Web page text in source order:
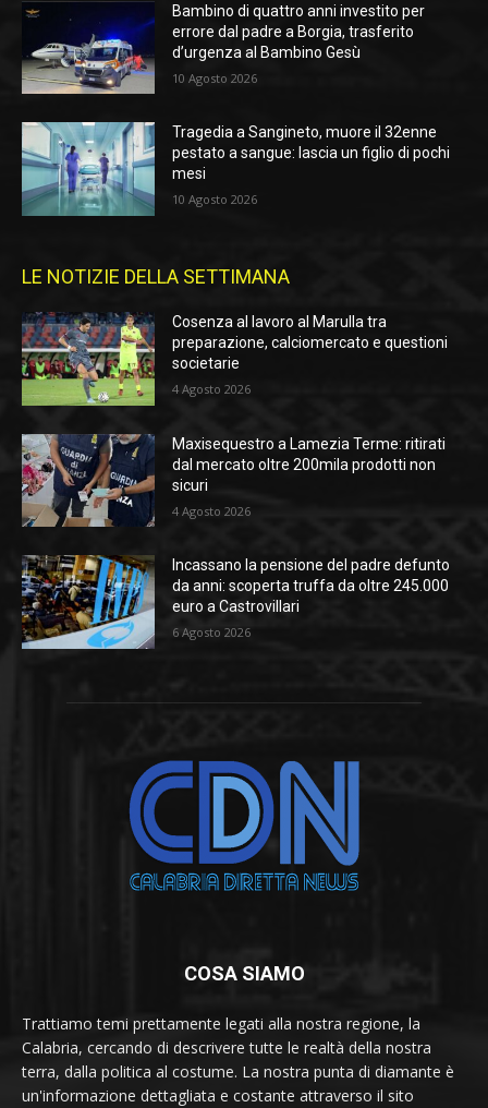
Bambino di quattro anni investito per
errore dal padre a Borgia, trasferito
d’urgenza al Bambino Gesù
10 Agosto 2026
Tragedia a Sangineto, muore il 32enne
pestato a sangue: lascia un figlio di pochi
mesi
10 Agosto 2026
LE NOTIZIE DELLA SETTIMANA
Cosenza al lavoro al Marulla tra
preparazione, calciomercato e questioni
societarie
4 Agosto 2026
Maxisequestro a Lamezia Terme: ritirati
dal mercato oltre 200mila prodotti non
sicuri
4 Agosto 2026
Incassano la pensione del padre defunto
da anni: scoperta truffa da oltre 245.000
euro a Castrovillari
6 Agosto 2026
COSA SIAMO
Trattiamo temi prettamente legati alla nostra regione, la
Calabria, cercando di descrivere tutte le realtà della nostra
terra, dalla politica al costume. La nostra punta di diamante è
un'informazione dettagliata e costante attraverso il sito